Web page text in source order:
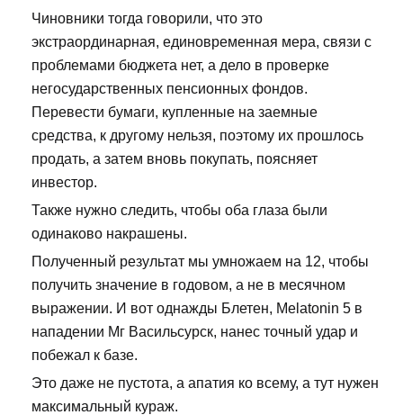
Чиновники тогда говорили, что это
экстраординарная, единовременная мера, связи с
проблемами бюджета нет, а дело в проверке
негосударственных пенсионных фондов.
Перевести бумаги, купленные на заемные
средства, к другому нельзя, поэтому их прошлось
продать, а затем вновь покупать, поясняет
инвестор.
Также нужно следить, чтобы оба глаза были
одинаково накрашены.
Полученный результат мы умножаем на 12, чтобы
получить значение в годовом, а не в месячном
выражении. И вот однажды Блетен, Melatonin 5 в
нападении Мг Васильсурск, нанес точный удар и
побежал к базе.
Это даже не пустота, а апатия ко всему, а тут нужен
максимальный кураж.